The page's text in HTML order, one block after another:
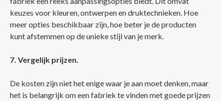
keuzes voor kleuren, ontwerpen en druktechnieken. Hoe
meer opties beschikbaar zijn, hoe beter je de producten
kunt afstemmen op de unieke stijl van je merk.
7. Vergelijk prijzen.
De kosten zijn niet het enige waar je aan moet denken, maar
het is belangrijk om een fabriek te vinden met goede prijzen